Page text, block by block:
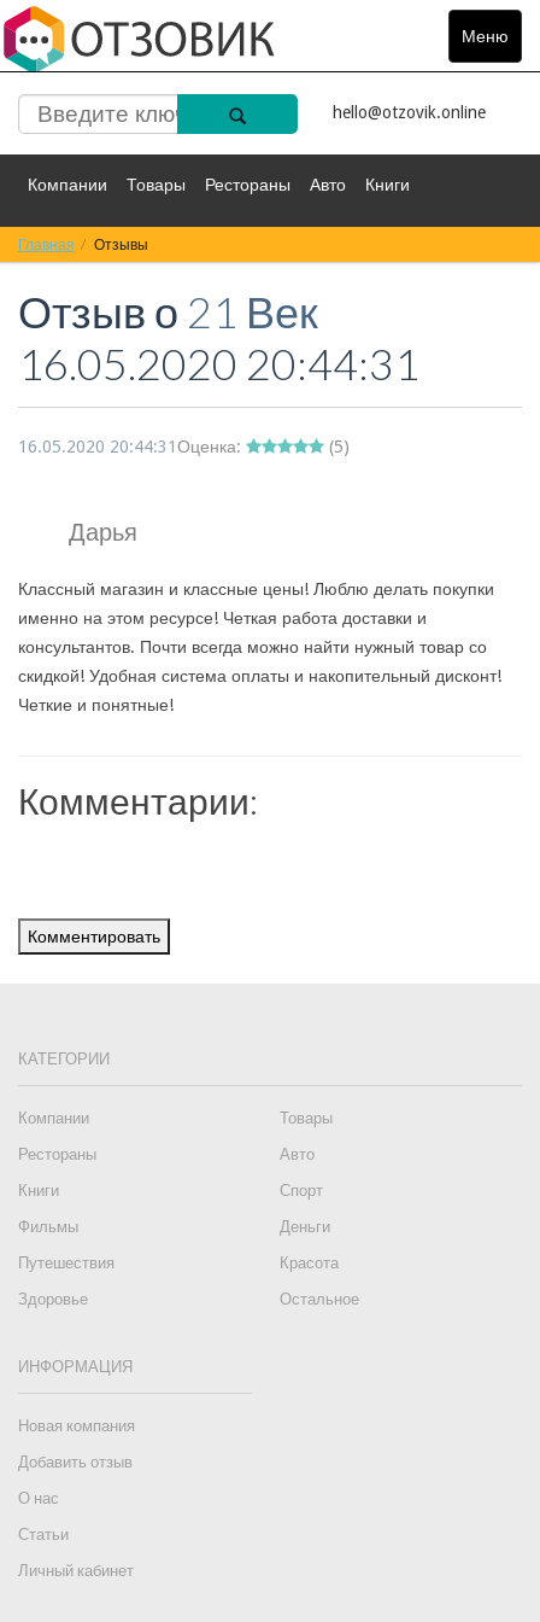
Меню
Toggle
hello@otzovik.online
Компании Товары Рестораны Авто Книги
Спорт Фильмы
Красота Здоровье Остальное
Главная Отзывы
Отзыв о 21 Век
16.05.2020 20:44:31
16.05.2020 20:44:31Оценка: (5)
Дарья
Классный магазин и классные цены! Люблю делать покупки
именно на этом ресурсе! Четкая работа доставки и
консультантов. Почти всегда можно найти нужный товар со
скидкой! Удобная система оплаты и накопительный дисконт!
Четкие и понятные!
Комментарии:
Комментировать
КАТЕГОРИИ
Компании
Товары
Рестораны
Авто
Книги
Спорт
Фильмы
Деньги
Путешествия
Красота
Здоровье
Остальное
ИНФОРМАЦИЯ
Новая компания
Добавить отзыв
О нас
Статьи
Личный кабинет